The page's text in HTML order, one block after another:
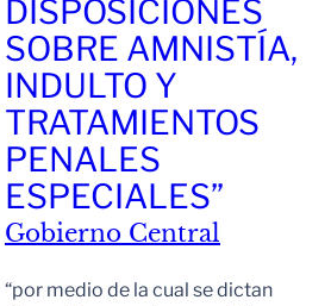
DISPOSICIONES
SOBRE AMNISTÍA,
INDULTO Y
TRATAMIENTOS
PENALES
ESPECIALES”
Gobierno Central
“por medio de la cual se dictan